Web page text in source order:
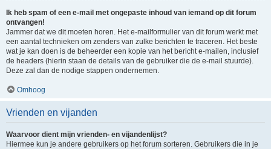
Ik heb spam of een e-mail met ongepaste inhoud van iemand op dit forum
ontvangen!
Jammer dat we dit moeten horen. Het e-mailformulier van dit forum werkt met
een aantal technieken om zenders van zulke berichten te traceren. Het beste
wat je kan doen is de beheerder een kopie van het bericht e-mailen, inclusief
de headers (hierin staan de details van de gebruiker die de e-mail stuurde).
Deze zal dan de nodige stappen ondernemen.
Omhoog
Vrienden en vijanden
Waarvoor dient mijn vrienden- en vijandenlijst?
Hiermee kun je andere gebruikers op het forum sorteren. Gebruikers die in je